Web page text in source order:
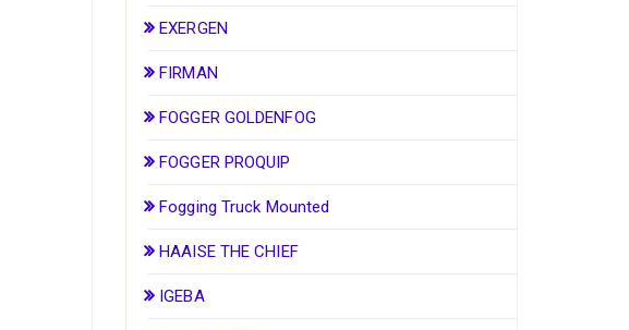
EXERGEN
FIRMAN
FOGGER GOLDENFOG
FOGGER PROQUIP
Fogging Truck Mounted
HAAISE THE CHIEF
IGEBA